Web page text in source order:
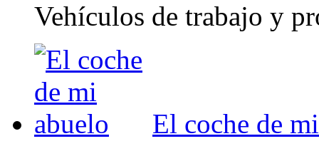
Vehículos de trabajo y
El coche de